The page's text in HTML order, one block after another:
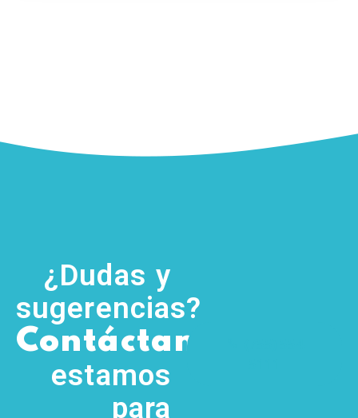
¿Dudas y
sugerencias?
Contáctanos
estamos
para